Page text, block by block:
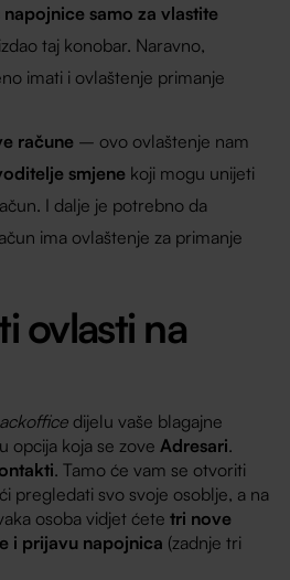
napojnice samo za vlastite
taj konobar. Naravno,
imati i ovlaštenje primanje
račune – ovo ovlaštenje nam
smjene koji mogu unijeti
I dalje je potrebno da
ima ovlaštenje za primanje
ovlasti na
dijelu vaše blagajne
opcija koja se zoveAdresari.
. Tamo će vam se otvoriti
pregledati svo svoje osoblje, a na
osoba vidjet ćetetri nove
i prijavu napojnica (zadnje tri